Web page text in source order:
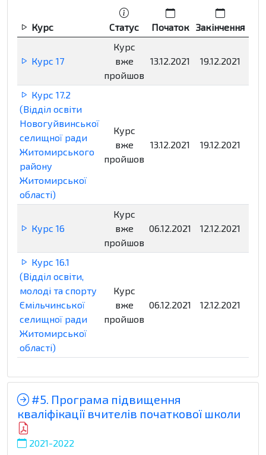
Курс Статус Початок Закінчення
Курс 17
Курс
вже
пройшов
13.12.2021 19.12.2021
Курс 17.2
(Відділ освіти
Новогуйвинської
селищної ради
Житомирського
району
Житомирської
області)
Курс
вже
пройшов
13.12.2021 19.12.2021
Курс 16
Курс
вже
пройшов
06.12.2021 12.12.2021
Курс 16.1
(Відділ освіти,
молоді та спорту
Ємільчинської
селищної ради
Житомирської
області)
Курс
вже
пройшов
06.12.2021 12.12.2021
#5. Програма підвищення
кваліфікації вчителів початкової школи
2021-2022